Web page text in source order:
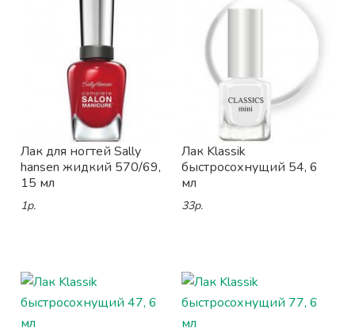
Лак для ногтей Sally
hansen жидкий 570/69,
15 мл
1р.
Лак Klassik
быстросохнущий 54, 6
мл
33р.